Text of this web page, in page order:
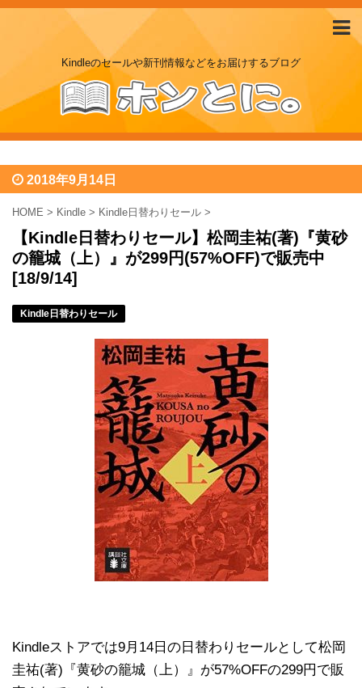
Kindleのセールや新刊情報などをお届けするブログ
2018年9月14日
HOME > Kindle > Kindle日替わりセール >
【Kindle日替わりセール】松岡圭祐(著)『黄砂
の籠城（上）』が299円(57%OFF)で販売中
[18/9/14]
Kindle日替わりセール
Kindleストアでは9月14日の日替わりセールとして松岡
圭祐(著)『黄砂の籠城（上）』が57%OFFの299円で販